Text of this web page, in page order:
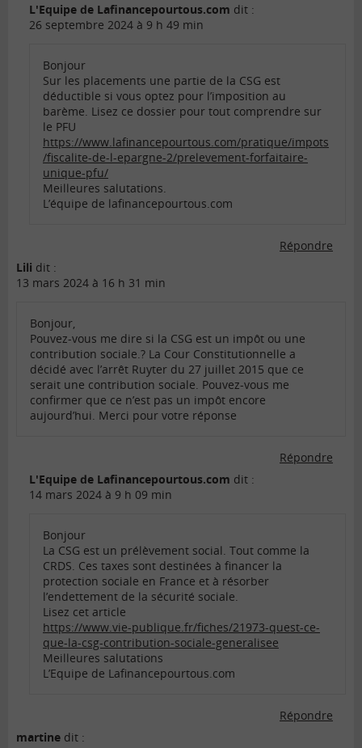
L'Equipe de Lafinancepourtous.com dit :
26 septembre 2024 à 9 h 49 min
Bonjour
Sur les placements une partie de la CSG est
déductible si vous optez pour l’imposition au
barème. Lisez ce dossier pour tout comprendre sur
le PFU
https://www.lafinancepourtous.com/pratique/impots
/fiscalite-de-l-epargne-2/prelevement-forfaitaire-
unique-pfu/
Meilleures salutations.
L’équipe de lafinancepourtous.com
Répondre
Lili dit :
13 mars 2024 à 16 h 31 min
Bonjour,
Pouvez-vous me dire si la CSG est un impôt ou une
contribution sociale.? La Cour Constitutionnelle a
décidé avec l’arrêt Ruyter du 27 juillet 2015 que ce
serait une contribution sociale. Pouvez-vous me
confirmer que ce n’est pas un impôt encore
aujourd’hui. Merci pour votre réponse
Répondre
L'Equipe de Lafinancepourtous.com dit :
14 mars 2024 à 9 h 09 min
Bonjour
La CSG est un prélèvement social. Tout comme la
CRDS. Ces taxes sont destinées à financer la
protection sociale en France et à résorber
l’endettement de la sécurité sociale.
Lisez cet article
https://www.vie-publique.fr/fiches/21973-quest-ce-
que-la-csg-contribution-sociale-generalisee
Meilleures salutations
L’Equipe de Lafinancepourtous.com
Répondre
martine dit :